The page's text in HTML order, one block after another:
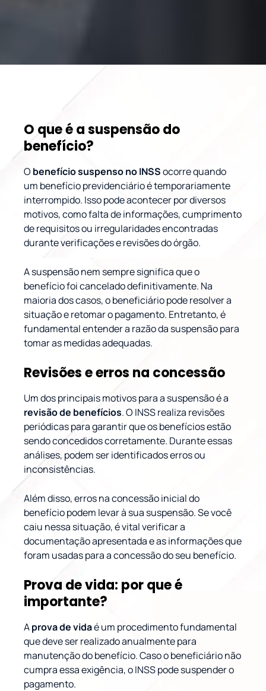
O que é a suspensão do
benefício?
O benefício suspenso no INSSocorre quando
um benefício previdenciário é temporariamente
interrompido. Isso pode acontecer por diversos
motivos, como falta de informações, cumprimento
de requisitos ou irregularidades encontradas
durante verificações e revisões do órgão.
A suspensão nem sempre significa que o
benefício foi cancelado definitivamente. Na
maioria dos casos, o beneficiário pode resolver a
situação e retomar o pagamento. Entretanto, é
fundamental entender a razão da suspensão para
tomar as medidas adequadas.
Revisões e erros na concessão
Um dos principais motivos para a suspensão é a
revisão de benefícios. O INSS realiza revisões
periódicas para garantir que os benefícios estão
sendo concedidos corretamente. Durante essas
análises, podem ser identificados erros ou
inconsistências.
Além disso, erros na concessão inicial do
benefício podem levar à sua suspensão. Se você
caiu nessa situação, é vital verificar a
documentação apresentada e as informações que
foram usadas para a concessão do seu benefício.
Prova de vida: por que é
importante?
Aprova de vidaé um procedimento fundamental
que deve ser realizado anualmente para
manutenção do benefício. Caso o beneficiário não
cumpra essa exigência, o INSS pode suspender o
pagamento.